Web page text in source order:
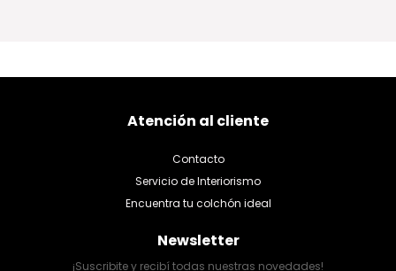
Atención al cliente
Contacto
Servicio de Interiorismo
Encuentra tu colchón ideal
Newsletter
¡Suscribite y recibí todas nuestras novedades!